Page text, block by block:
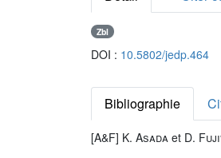
Zbl
DOI : 10.5802/jedp.464
Bibliographie
[A&F] K. Asada et D.